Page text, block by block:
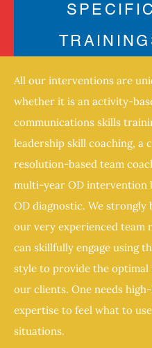
SPECIFIC
More
All our interventions are
whether it is an activity-
communications skills
leadership skill coaching, a
resolution-based team
multi-year OD intervention
OD diagnostic. We strongly
our very experienced team
can skillfully engage using
style to provide the
our clients. One needs
expertise to feel what to
situations.